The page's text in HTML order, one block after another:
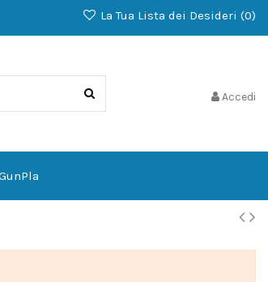
La Tua Lista dei Desideri (0)
Accedi